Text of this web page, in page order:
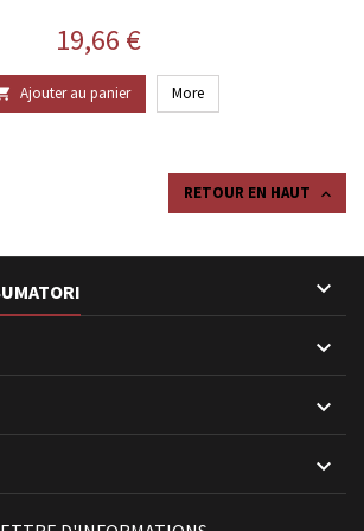
Prix
19,66 €
Ajouter au panier More
RETOUR EN HAUT 



